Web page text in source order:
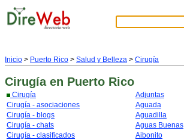
Inicio > Puerto Rico > Salud y Belleza > Cirugía
Cirugía en Puerto Rico
Cirugía
Cirugía - asociaciones
Cirugía - blogs
Cirugía - chats
Cirugía - clasificados
Adjuntas
Aguada
Aguadilla
Aguas Buenas
Aibonito